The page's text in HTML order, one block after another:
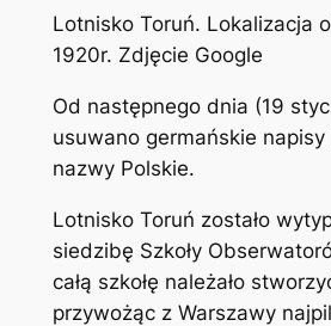
Lotnisko Toruń. Lokalizacja
1920r. Zdjęcie Google
Od następnego dnia (19
usuwano germańskie
nazwy Polskie.
Lotnisko Toruń zostało
siedzibę Szkoły
całą szkołę należało
przywożąc z Warszawy